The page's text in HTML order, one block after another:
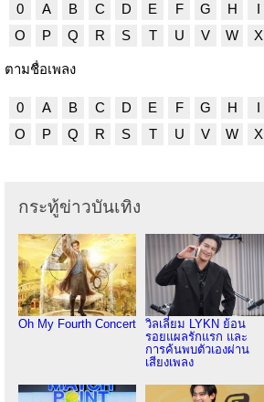
0 A B C D E F G H I
O
P Q R S T U V W X
ตามชื่อเพลง
0 A B C D E F G H I
O
P Q R S T U V W X
กระทู้ข่าวบันเทิง
Oh My Fourth Concert
วิลเลี่ยม LYKN ย้อน
รอยแผลรักแรก และ
การค้นพบตัวเองผ่าน
เสียงเพลง